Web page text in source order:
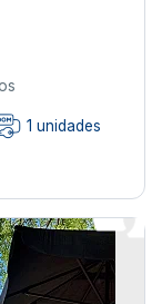
1 unidades